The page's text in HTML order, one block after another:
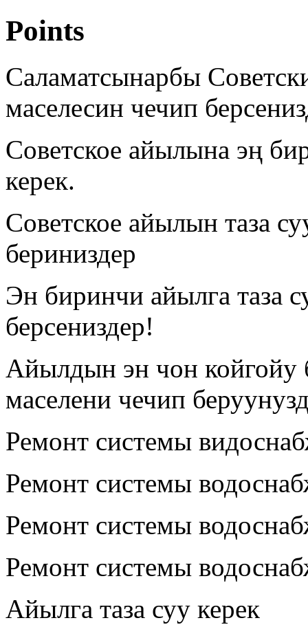
Points
Саламатсынарбы
маселесин чечип
Советское айылына эң
керек.
Советское айылын таза
бериниздер
Эн биринчи айылга таза
берсениздер!
Айылдын эн чон койгойу
маселени чечип
Ремонт системы
Ремонт системы
Ремонт системы
Ремонт системы
Айылга таза суу керек